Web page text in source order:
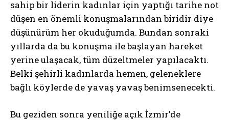
sahip bir liderin kadınlar için yaptığı tarihe not
düşen en önemli konuşmalarından biridir diye
düşünürüm her okuduğumda. Bundan sonraki
yıllarda da bu konuşma ile başlayan hareket
yerine ulaşacak, tüm düzeltmeler yapılacaktı.
Belki şehirli kadınlarda hemen, geleneklere
bağlı köylerde de yavaş yavaş benimsenecekti.
Bu geziden sonra yeniliğe açık İzmir’de